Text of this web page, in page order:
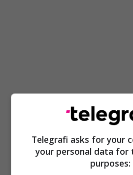
Telegrafi asks for your
your personal data for
purposes: